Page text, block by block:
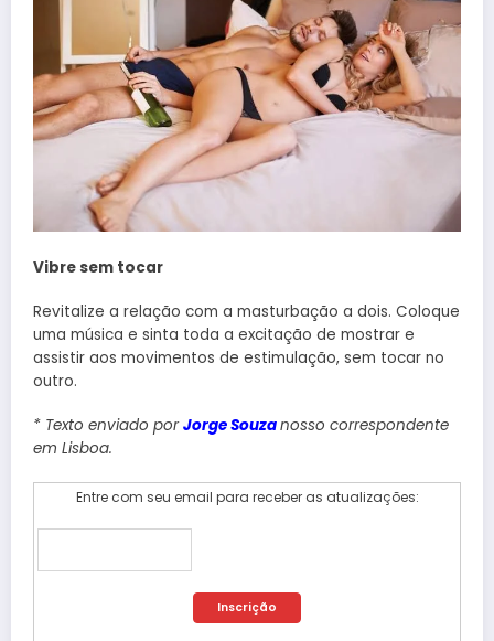
Vibre sem tocar
Revitalize a relação com a masturbação a dois. Coloque
uma música e sinta toda a excitação de mostrar e
assistir aos movimentos de estimulação, sem tocar no
outro.
* Texto enviado porJorge Souzanosso correspondente
em Lisboa.
Entre com seu email para receber as atualizações: